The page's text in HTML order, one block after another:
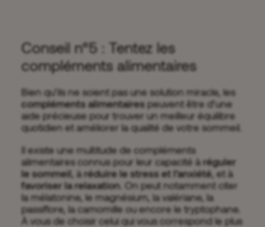
Conseil n°5 : Tentez les
compléments alimentaires
Bien qu’ils ne soient pas une solution miracle, les
compléments alimentaires peuvent être d’une
aide précieuse pour trouver un meilleur équilibre
quotidien et améliorer la qualité de votre sommeil.
Il existe une multitude de compléments
alimentaires connus pour leur capacité àréguler
le sommeil, àréduire le stress et l’anxiété, et à
favoriser la relaxation. On peut notamment citer
la mélatonine, le magnésium, la valériane, la
passiflore, la camomille ou encore le tryptophane.
À vous de choisir celui qui vous correspond le plus